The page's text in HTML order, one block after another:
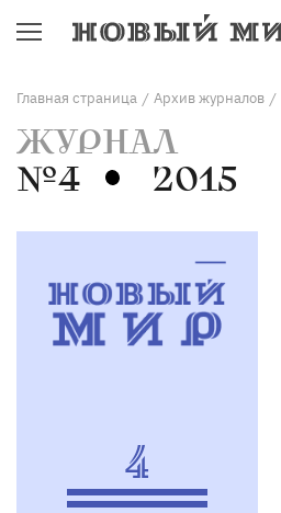
Главная страница / Архив журналов /
ЖУРНАЛ
№4
2015
4